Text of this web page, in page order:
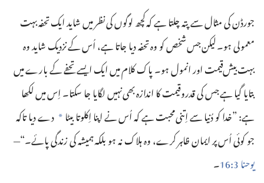
جورڈن کی مثال سے پتہ چلتا ہے کہ کچھ لوگوں کی نظر میں شاید ایک تحفہ بہت
معمولی ہو۔‏ لیکن جس شخص کو وہ تحفہ دیا جاتا ہے،‏ اُس کے نزدیک شاید وہ
بہت بیش‌قیمت اور انمول ہو۔‏ پاک کلام میں ایک ایسے تحفے کے بارے میں
بتایا گیا ہے جس کی قدروقیمت کا اندازہ بھی نہیں لگا‌یا جا سکتا۔‏ اِس میں لکھا
ہے:‏ ”‏خدا کو دُنیا سے اِتنی محبت ہے کہ اُس نے اپنا اِکلوتا بیٹا * دے دیا تاکہ
جو کوئی اُس پر ایمان ظاہر کرے،‏ وہ ہلا‌ک نہ ہو بلکہ ہمیشہ کی زندگی پائے۔‏“‏—‏
یوحنا 3:‏16
‏۔‏